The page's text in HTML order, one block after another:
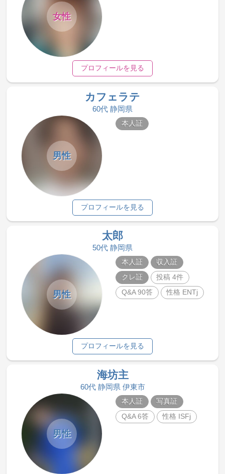
女性
プロフィールを見る
カフェラテ
60代 静岡県
男性
本人証
プロフィールを見る
太郎
50代 静岡県
男性
本人証
収入証
クレ証
投稿 4件
Q&A 90答
性格 ENTj
プロフィールを見る
海坊主
60代 静岡県 伊東市
男性
本人証
写真証
Q&A 6答
性格 ISFj